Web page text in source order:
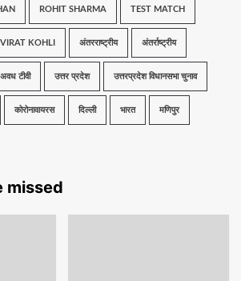
ROHIT SHARMA TEST MATCH
VIRAT KOHLI अंतरराष्ट्रीय अंतर्राष्ट्रीय
अवध टीवी उत्तर प्रदेश उत्तरप्रदेश विधानसभा चुनाव
कोरोनावायरस दिल्ली भारत मणिपुर
missed